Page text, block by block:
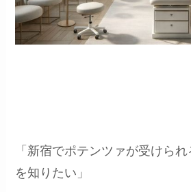
「新宿でポテンツァが受けら
を知りたい」